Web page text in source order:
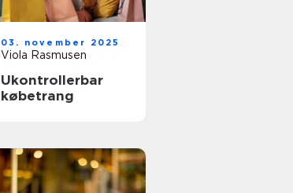
03. november 2025
Viola Rasmusen
Ukontrollerbar
købetrang